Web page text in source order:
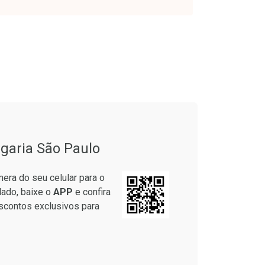
cada
cada
Por R$ 64,79/cada
Por R$ 64,79/cada
São Paulo
do seu celular para o
baixe o APP e confira
exclusivos para